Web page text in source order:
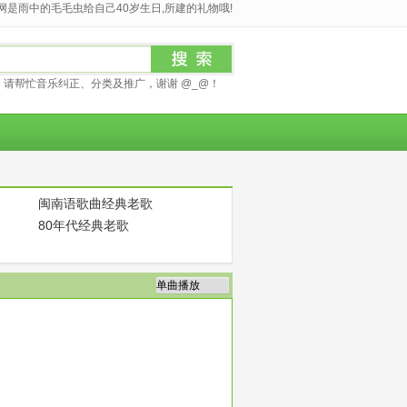
是雨中的毛毛虫给自己40岁生日,所建的礼物哦!
帮忙音乐纠正、分类及推广，谢谢 @_@！
闽南语歌曲经典老歌
80年代经典老歌